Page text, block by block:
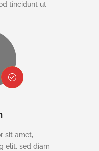
tincidunt ut
sit amet,
elit, sed diam